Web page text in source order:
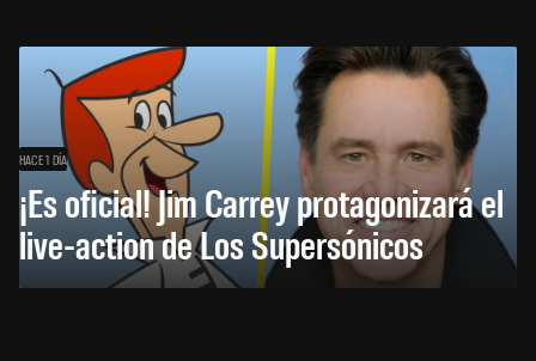
HACE 1 DÍA
¡Es oficial! Jim Carrey protagonizará el
live-action de Los Supersónicos